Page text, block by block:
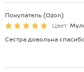
Покупатель (Ozon)
Цвет:
Сестра довольна